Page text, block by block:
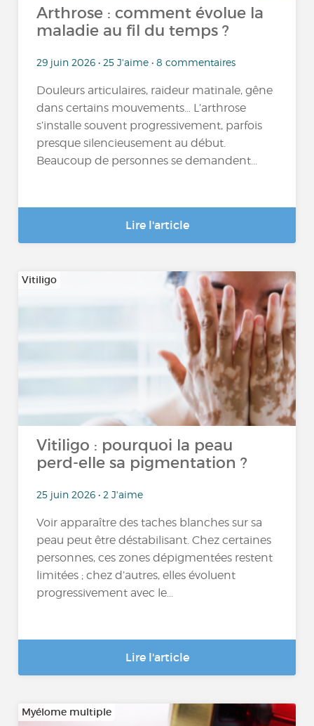
Arthrose : comment évolue la
maladie au fil du temps ?
29 juin 2026 • 25 J'aime • 8 commentaires
Douleurs articulaires, raideur matinale, gêne
dans certains mouvements… L’arthrose
s’installe souvent progressivement, parfois
presque silencieusement au début.
Beaucoup de personnes se demandent...
Lire l'article
Vitiligo
Vitiligo : pourquoi la peau
perd-elle sa pigmentation ?
25 juin 2026 • 2 J'aime
Voir apparaître des taches blanches sur sa
peau peut être déstabilisant. Chez certaines
personnes, ces zones dépigmentées restent
limitées ; chez d’autres, elles évoluent
progressivement avec le...
Lire l'article
Myélome multiple